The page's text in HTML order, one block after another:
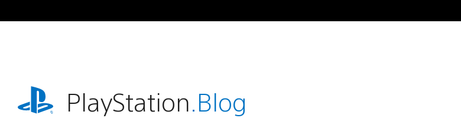
al
playstation.comPlayStation.Blog